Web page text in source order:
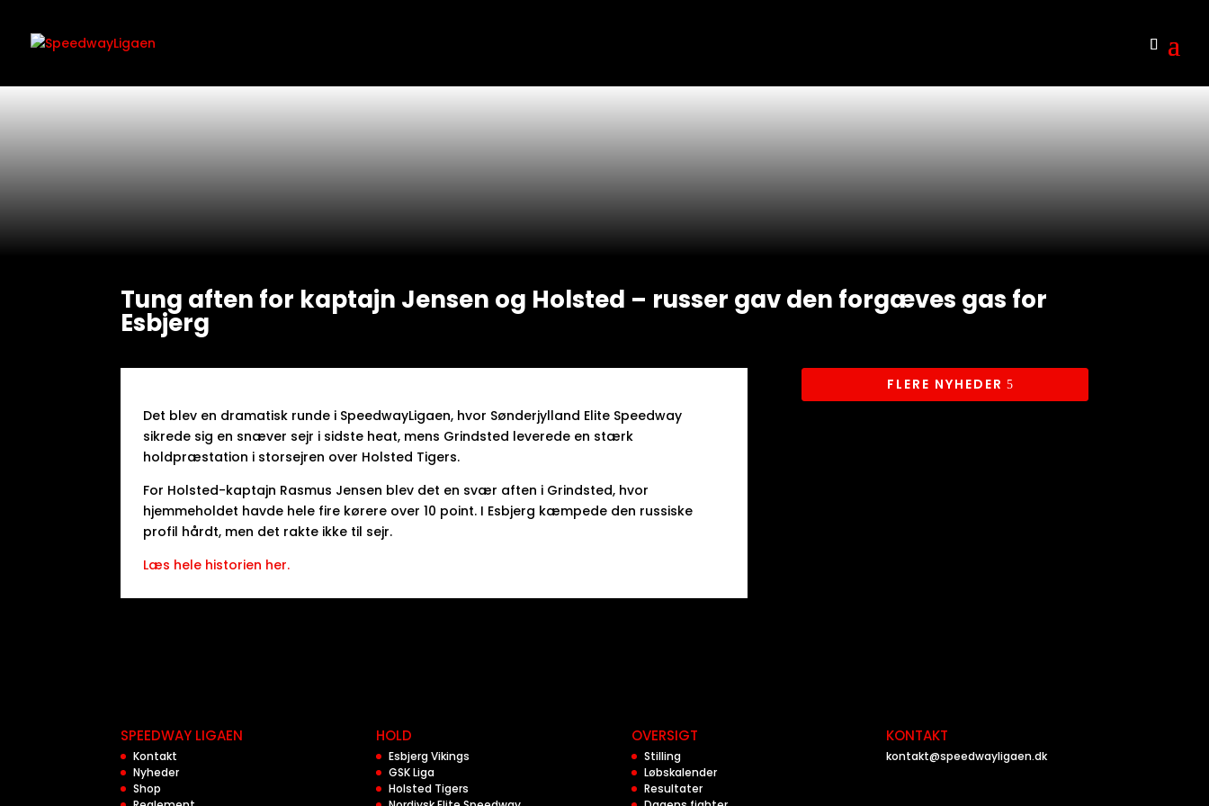
Tung aften for kaptajn Jensen og Holsted – russer gav den forgæves gas for
Esbjerg
Det blev en dramatisk runde i SpeedwayLigaen, hvor Sønderjylland Elite Speedway
sikrede sig en snæver sejr i sidste heat, mens Grindsted leverede en stærk
holdpræstation i storsejren over Holsted Tigers.
For Holsted-kaptajn Rasmus Jensen blev det en svær aften i Grindsted, hvor
hjemmeholdet havde hele fire kørere over 10 point. I Esbjerg kæmpede den russiske
profil hårdt, men det rakte ikke til sejr.
Læs hele historien her.
FLERE NYHEDER
SPEEDWAY LIGAEN
Kontakt
Nyheder
Shop
HOLD
Esbjerg Vikings
GSK Liga
Holsted Tigers
OVERSIGT
Stilling
Løbskalender
Resultater
KONTAKT
kontakt@speedwayligaen.dk